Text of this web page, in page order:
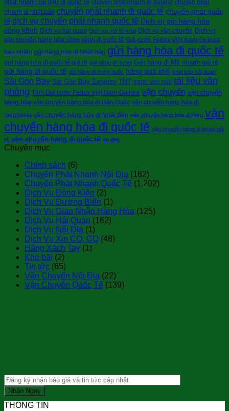
phát nhanh tài liệu đi quốc tế chuyển phát nhanh đi Ireland chuyển phát
nhanh đi nhật bản chuyển phát nhanh đi quốc tế chuyển phát quốc
tế dịch vụ chuyển phát nhanh quốc tế Dịch vụ gửi hàng hóa
cồng kềnh Dịch vụ hải quan Dịch vụ mở tờ khai Dịch vụ vận chuyển Dịch vụ
vận chuyển hàng hóa cồng kềnh đi quốc tê Giá cước Fedex Việt Nam-Guinea
bao nhiêu gửi hàng hóa đi Nhật bản gửi hàng hóa đi quốc tế
gửi hàng hóa đi quốc tế giá rẻ gửi hàng đi Israel Gửi hàng đi Mỹ nhanh giá rẻ
gửi hàng đi quốc tế gửi hàng đi trung quốc hàng quá khổ khai báo hải quan
Sài Gòn Bay Sài Gòn Bay Express TNT tranh sơn mài tài liệu văn
phòng Tính Giá cước Fedex Việt Nam-Guinea vận chuyển vận chuyển
hàng hóa vận chuyển hàng hóa đi Hàn Quốc vận chuyển hàng hóa đi
indonesia vận chuyển hàng hóa đi Nhật Bản vận chuyển hàng hóa đi Peru vận
chuyển hàng hóa đi quốc tế vận chuyển hàng đi israel giá
rẻ vận chuyển hàng đi quốc tế xe đạp
Chuyên mục
Chính sách (6)
Chuyển Phát Nhanh Nội Địa (182)
Chuyển Phát Nhanh Quốc Tế (1.202)
Dịch Vụ Đóng Kiện (2)
Dịch Vụ Đường Biển (1)
Dịch Vụ Giao Nhận Hàng Hóa (125)
Dịch Vụ Hải Quan (162)
Dịch Vụ Nội Địa (1)
Dịch Vụ Xin CO, CQ (48)
Hàng Xách Tay (1)
Kho bãi (2)
Tin tức (65)
Vận Chuyển Nội Địa (22)
Vận Chuyển Quốc Tế (139)
THÔNG TIN